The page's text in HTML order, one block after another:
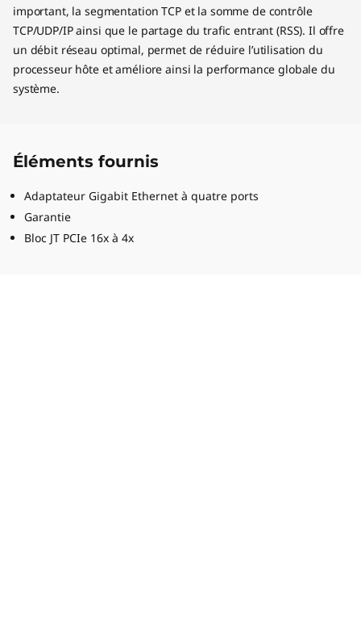
important, la segmentation TCP et la somme de contrôle
TCP/UDP/IP ainsi que le partage du trafic entrant (RSS). Il offre
un débit réseau optimal, permet de réduire l’utilisation du
processeur hôte et améliore ainsi la performance globale du
système.
Éléments fournis
Adaptateur Gigabit Ethernet à quatre ports
Garantie
Bloc JT PCIe 16x à 4x